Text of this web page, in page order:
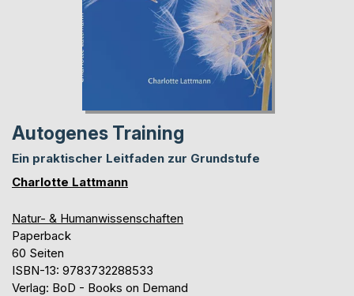
Autogenes Training
Ein praktischer Leitfaden zur Grundstufe
Charlotte Lattmann
Natur- & Humanwissenschaften
Paperback
60 Seiten
ISBN-13: 9783732288533
Verlag: BoD - Books on Demand